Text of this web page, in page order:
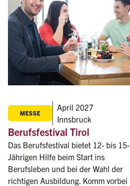
MESSE
April 2027
Innsbruck
Berufsfestival Tirol
Das Berufsfestival bietet 12- bis 15-
Jährigen Hilfe beim Start ins
Berufsleben und bei der Wahl der
richtigen Ausbildung. Komm vorbei